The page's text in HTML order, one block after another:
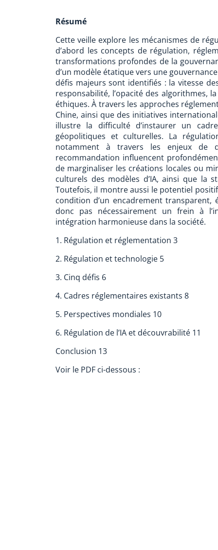
Résumé
Cette veille explore les mécanismes de
d’abord les concepts de régulation,
transformations profondes de la
d’un modèle étatique vers une
défis majeurs sont identifiés : la vitesse
responsabilité, l’opacité des algorithmes,
éthiques. À travers les approches
Chine, ainsi que des initiatives
illustre la difficulté d’instaurer un
géopolitiques et culturelles. La
notamment à travers les enjeux de
recommandation influencent
de marginaliser les créations locales ou
culturels des modèles d’IA, ainsi que la
Toutefois, il montre aussi le potentiel
condition d’un encadrement transparent,
donc pas nécessairement un frein à
intégration harmonieuse dans la société.
1. Régulation et réglementation 3
2. Régulation et technologie 5
3. Cinq défis 6
4. Cadres réglementaires existants 8
5. Perspectives mondiales 10
6. Régulation de l’IA et découvrabilité 11
Conclusion 13
Voir le PDF ci-dessous :